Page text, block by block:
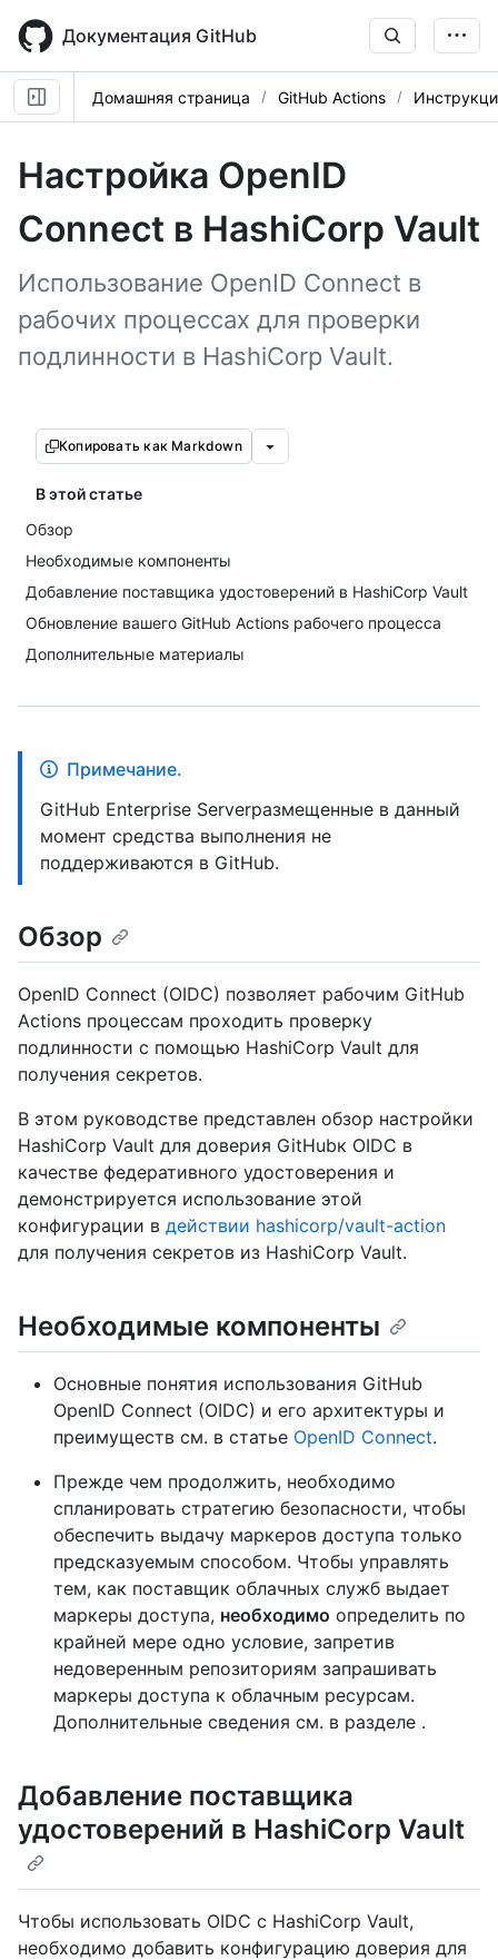
main
content
Документация GitHub
Домашняя страница GitHub Actions
Настройка OpenID
Connect в HashiCorp Vault
Использование OpenID Connect в
рабочих процессах для проверки
подлинности в HashiCorp Vault.
Копировать как Markdown
В этой статье
Обзор
Необходимые компоненты
Добавление поставщика удостоверений в HashiCorp Vault
Обновление вашего GitHub Actions рабочего процесса
Дополнительные материалы
Примечание.
GitHub Enterprise Serverразмещенные в данный
момент средства выполнения не
поддерживаются в GitHub.
Обзор
OpenID Connect (OIDC) позволяет рабочим GitHub
Actions процессам проходить проверку
подлинности с помощью HashiCorp Vault для
получения секретов.
В этом руководстве представлен обзор настройки
HashiCorp Vault для доверия GitHubк OIDC в
качестве федеративного удостоверения и
демонстрируется использование этой
конфигурации в действии hashicorp/vault-action
для получения секретов из HashiCorp Vault.
Необходимые компоненты
Основные понятия использования GitHub
OpenID Connect (OIDC) и его архитектуры и
преимуществ см. в статье OpenID Connect.
Прежде чем продолжить, необходимо
спланировать стратегию безопасности, чтобы
обеспечить выдачу маркеров доступа только
предсказуемым способом. Чтобы управлять
тем, как поставщик облачных служб выдает
маркеры доступа, необходимо определить по
крайней мере одно условие, запретив
недоверенным репозиториям запрашивать
маркеры доступа к облачным ресурсам.
Дополнительные сведения см. в разделе .
Добавление поставщика
удостоверений в HashiCorp Vault
Чтобы использовать OIDC с HashiCorp Vault,
необходимо добавить конфигурацию доверия для